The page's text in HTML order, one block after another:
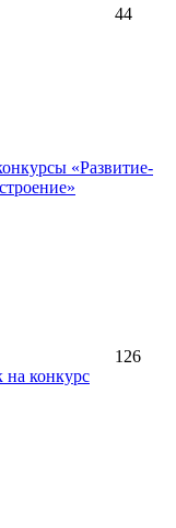
44
«Развитие-
126
на конкурс